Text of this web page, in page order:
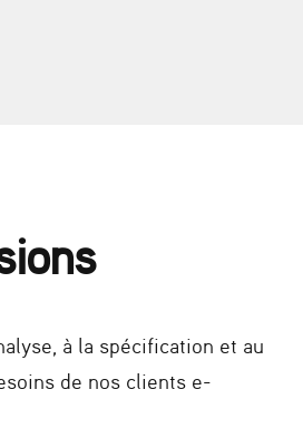
à la spécification et au
de nos clients e-